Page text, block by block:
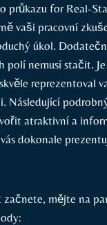
průkazu for Real-
vaši pracovní
úkol.​
polí nemusí⁤ stačit.
reprezentoval
Následující
atraktivní a
dokonale
začnete,⁣ mějte na